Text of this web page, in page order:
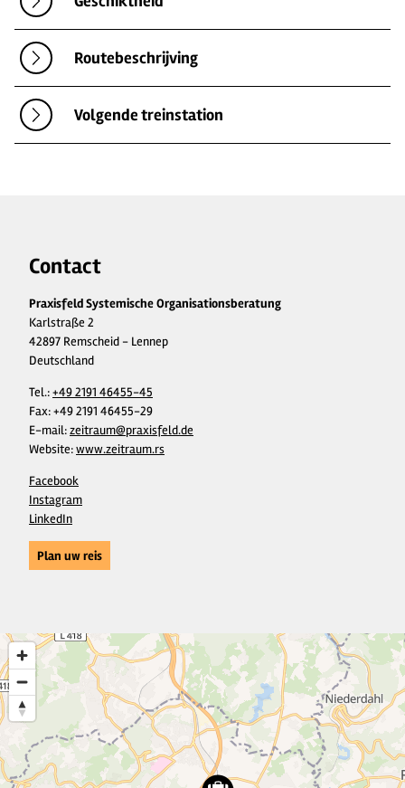
Routebeschrijving
Volgende treinstation
Contact
Praxisfeld Systemische Organisationsberatung
Karlstraße 2
42897 Remscheid - Lennep
Deutschland
Tel.:+49 2191 46455-45
Fax:+49 2191 46455-29
E-mail:zeitraum@praxisfeld.de
Website:www.zeitraum.rs
Facebook
Instagram
LinkedIn
Plan uw reis